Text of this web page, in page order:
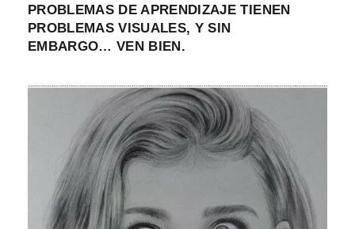
PROBLEMAS DE APRENDIZAJE TIENEN
PROBLEMAS VISUALES, Y SIN
EMBARGO… VEN BIEN.